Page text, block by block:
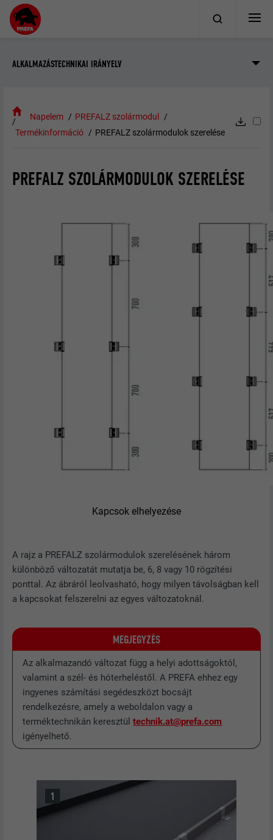
ALKALMAZÁSTECHNIKAI IRÁNYELV
Napelem
PREFALZ szolármodul
Termékinformáció
PREFALZ szolármodulok szerelése
PREFALZ SZOLÁRMODULOK SZERELÉSE
Kapcsok elhelyezése
A rajz a PREFALZ szolármodulok szerelésének három
különböző változatát mutatja be, 6, 8 vagy 10 rögzítési
ponttal. Az ábráról leolvasható, hogy milyen távolságban kell
a kapcsokat felszerelni az egyes változatoknál.
MEGJEGYZÉS
Az alkalmazandó változat függ a helyi adottságoktól,
valamint a szél- és hóterheléstől. A PREFA ehhez egy
ingyenes számítási segédeszközt bocsájt
rendelkezésre, amely a weboldalon vagy a
terméktechnikán keresztültechnik.at@prefa.com
igényelhető.